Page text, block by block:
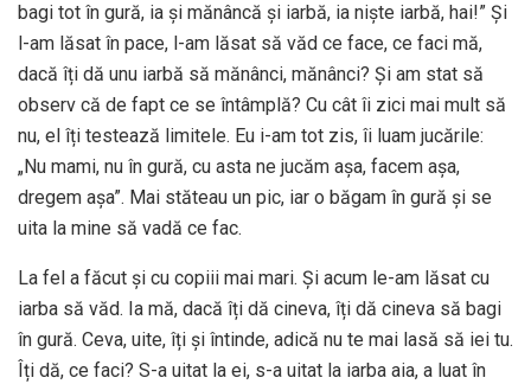
bagi tot în gură, ia și mănâncă și iarbă, ia niște iarbă, hai!” Și
l-am lăsat în pace, l-am lăsat să văd ce face, ce faci mă,
dacă îți dă unu iarbă să mănânci, mănânci? Și am stat să
observ că de fapt ce se întâmplă? Cu cât îi zici mai mult să
nu, el îți testează limitele. Eu i-am tot zis, îi luam jucările:
„Nu mami, nu în gură, cu asta ne jucăm așa, facem așa,
dregem așa”. Mai stăteau un pic, iar o băgam în gură și se
uita la mine să vadă ce fac.
La fel a făcut și cu copiii mai mari. Și acum le-am lăsat cu
iarba să văd. Ia mă, dacă îți dă cineva, îți dă cineva să bagi
în gură. Ceva, uite, îți și întinde, adică nu te mai lasă să iei tu.
Îți dă, ce faci? S-a uitat la ei, s-a uitat la iarba aia, a luat în